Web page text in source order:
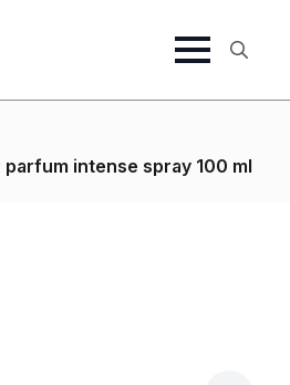
intense spray 100 ml